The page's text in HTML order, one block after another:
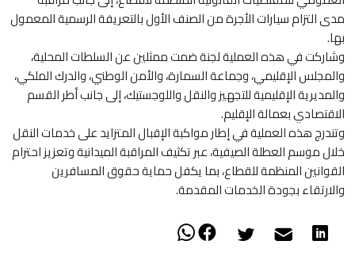
مدى التزام سيارات الأجرة من الصنف الأول بالتعريفة الرسمية المعمول
بها.
وشاركت في هذه العملية لجنة ضمت ممثلين عن السلطات المحلية،
والمجلس الإقليمي، وجماعة السمارة، والأمن الوطني، والدرك الملكي،
والمديرية الإقليمية للتجهيز والنقل واللوجستيك، إلى جانب أطر القسم
الاقتصادي بعمالة الإقليم.
وتندرج هذه العملية في إطار مواكبة الإقبال المتزايد على خدمات النقل
خلال موسم العطلة الصيفية، عبر تكثيف المراقبة الميدانية وتعزيز احترام
القوانين المنظمة للقطاع، بما يكفل حماية حقوق المسافرين
والارتقاء بجودة الخدمات المقدمة.